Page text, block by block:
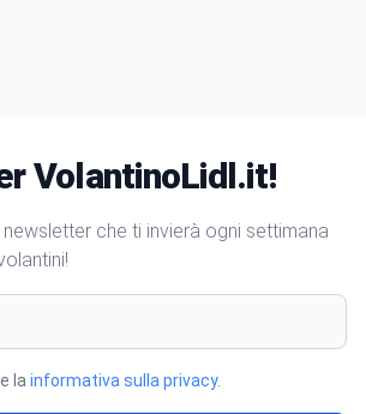
VolantinoLidl.it!
che ti invierà ogni settimana
la informativa sulla privacy.